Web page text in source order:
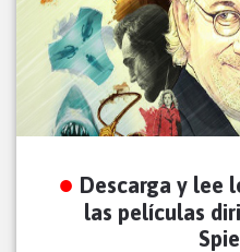
Descarga y lee
las películas